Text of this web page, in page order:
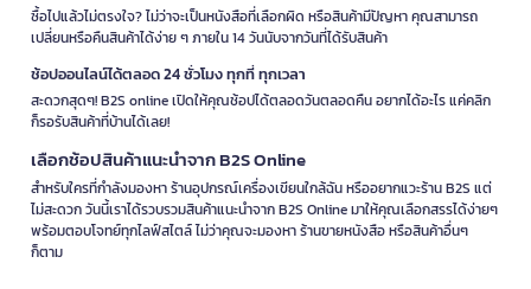
ซื้อไปแล้วไม่ตรงใจ? ไม่ว่าจะเป็นหนังสือที่เลือกผิด หรือสินค้ามีปัญหา คุณสามารถ
เปลี่ยนหรือคืนสินค้าได้ง่าย ๆ ภายใน 14 วันนับจากวันที่ได้รับสินค้า
ช้อปออนไลน์ได้ตลอด 24 ชั่วโมง ทุกที่ ทุกเวลา
สะดวกสุดๆ! B2S online เปิดให้คุณช้อปได้ตลอดวันตลอดคืน อยากได้อะไร แค่คลิก
ก็รอรับสินค้าที่บ้านได้เลย!
เลือกช้อปสินค้าแนะนำจาก B2S Online
สำหรับใครที่กำลังมองหา ร้านอุปกรณ์เครื่องเขียนใกล้ฉัน หรืออยากแวะร้าน B2S แต่
ไม่สะดวก วันนี้เราได้รวบรวมสินค้าแนะนำจาก B2S Online มาให้คุณเลือกสรรได้ง่ายๆ
พร้อมตอบโจทย์ทุกไลฟ์สไตล์ ไม่ว่าคุณจะมองหา ร้านขายหนังสือ หรือสินค้าอื่นๆ
ก็ตาม